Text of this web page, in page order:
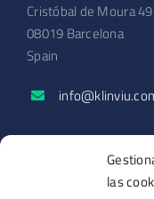
las
Cristóbal de Moura 49
08019 Barcelona
Spain
Solicitar demo